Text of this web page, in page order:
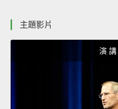
主題影片
演 講